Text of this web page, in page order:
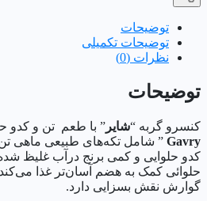
توضیحات
توضیحات تکمیلی
نظرات (0)
توضیحات
کنسرو گربه “شایر ” با طعم تن و
Gavry ” شامل تکه‌های طبیعی ماهی تن
کدو حلوایی و کمی برنج درآب
حلوائی کمک به هضم آسان‌تر غذا
گوارش نقش بسزایی دارد.